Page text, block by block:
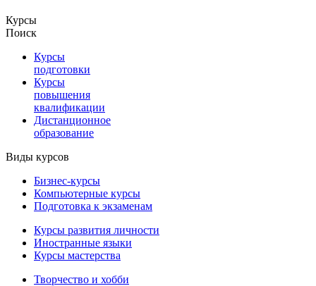
Курсы
Поиск
Курсы
подготовки
Курсы
повышения
квалификации
Дистанционное
образование
Виды курсов
Бизнес-курсы
Компьютерные курсы
Подготовка к экзаменам
Курсы развития личности
Иностранные языки
Курсы мастерства
Творчество и хобби